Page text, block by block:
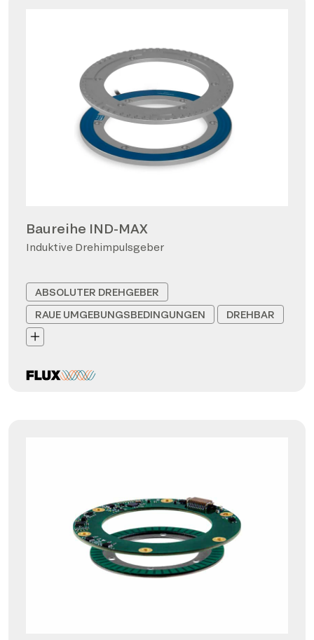
Baureihe IND-MAX
Induktive Drehimpulsgeber
ABSOLUTER DREHGEBER
RAUE UMGEBUNGSBEDINGUNGEN
DREHBAR